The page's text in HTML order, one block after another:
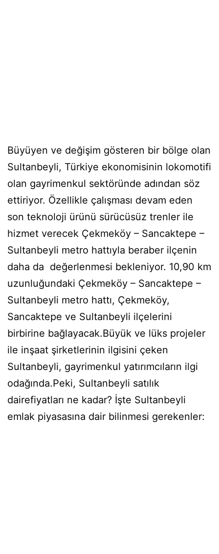
Büyüyen ve değişim gösteren bir bölge olan
Sultanbeyli, Türkiye ekonomisinin lokomotifi
olan gayrimenkul sektöründe adından söz
ettiriyor. Özellikle çalışması devam eden
son teknoloji ürünü sürücüsüz trenler ile
hizmet verecek Çekmeköy – Sancaktepe –
Sultanbeyli metro hattıyla beraber ilçenin
daha da değerlenmesi bekleniyor. 10,90 km
uzunluğundaki Çekmeköy – Sancaktepe –
Sultanbeyli metro hattı, Çekmeköy,
Sancaktepe ve Sultanbeyli ilçelerini
birbirine bağlayacak.Büyük ve lüks projeler
ile inşaat şirketlerinin ilgisini çeken
Sultanbeyli, gayrimenkul yatırımcıların ilgi
odağında.Peki, Sultanbeyli satılık
dairefiyatları ne kadar? İşte Sultanbeyli
emlak piyasasına dair bilinmesi gerekenler: